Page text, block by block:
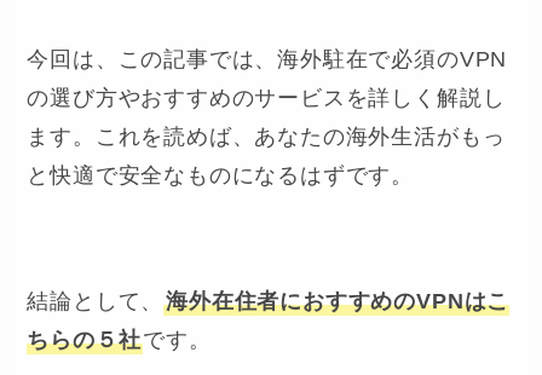
今回は、この記事では、海外駐在で必須のVPN
の選び方やおすすめのサービスを詳しく解説し
ます。これを読めば、あなたの海外生活がもっ
と快適で安全なものになるはずです。
結論として、海外在住者におすすめのVPNはこ
ちらの５社です。